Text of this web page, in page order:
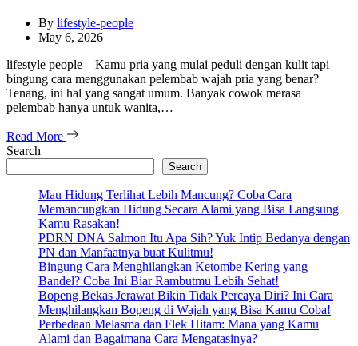
By lifestyle-people
May 6, 2026
lifestyle people – Kamu pria yang mulai peduli dengan kulit tapi
bingung cara menggunakan pelembab wajah pria yang benar?
Tenang, ini hal yang sangat umum. Banyak cowok merasa
pelembab hanya untuk wanita,…
Read More
Search
Search
Mau Hidung Terlihat Lebih Mancung? Coba Cara
Memancungkan Hidung Secara Alami yang Bisa Langsung
Kamu Rasakan!
PDRN DNA Salmon Itu Apa Sih? Yuk Intip Bedanya dengan
PN dan Manfaatnya buat Kulitmu!
Bingung Cara Menghilangkan Ketombe Kering yang
Bandel? Coba Ini Biar Rambutmu Lebih Sehat!
Bopeng Bekas Jerawat Bikin Tidak Percaya Diri? Ini Cara
Menghilangkan Bopeng di Wajah yang Bisa Kamu Coba!
Perbedaan Melasma dan Flek Hitam: Mana yang Kamu
Alami dan Bagaimana Cara Mengatasinya?